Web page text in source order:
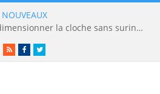
NOUVEAUX
Boxer 30 ou Boxer 42 : dimensionner la cloche sans surinvestir
RSSFacebookTwitter